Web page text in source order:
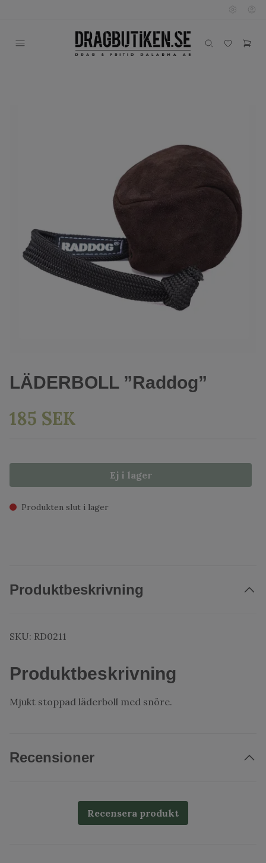
LÄDERBOLL ”Raddog”
185 SEK
Ej i lager
Produkten slut i lager
Produktbeskrivning
SKU: RD0211
Produktbeskrivning
Mjukt stoppad läderboll med snöre.
Recensioner
Recensera produkt